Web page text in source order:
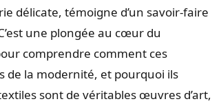
délicate, témoigne d’un savoir-faire
une plongée au cœur du
comprendre comment ces
de la modernité, et pourquoi ils
sont de véritables œuvres d’art,